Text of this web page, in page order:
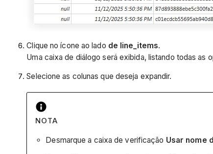
Clique no ícone ao lado de line_items.
Uma caixa de diálogo será exibida, listando todas as
Selecione as colunas que deseja expandir.
NOTA
Desmarque a caixa de verificação Usar nome